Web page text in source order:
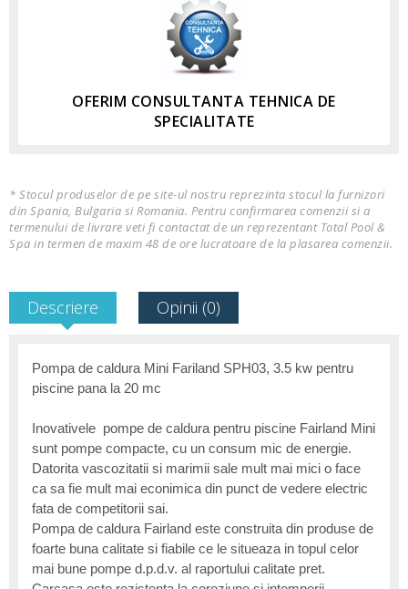
OFERIM CONSULTANTA TEHNICA DE
SPECIALITATE
* Stocul produselor de pe site-ul nostru reprezinta stocul la furnizori
din Spania, Bulgaria si Romania. Pentru confirmarea comenzii si a
termenului de livrare veti fi contactat de un reprezentant Total Pool &
Spa in termen de maxim 48 de ore lucratoare de la plasarea comenzii.
Descriere Opinii (0)
Pompa de caldura Mini Fariland SPH03, 3.5 kw pentru
piscine pana la 20 mc
Inovativele pompe de caldura pentru piscine Fairland Mini
sunt pompe compacte, cu un consum mic de energie.
Datorita vascozitatii si marimii sale mult mai mici o face
ca sa fie mult mai econimica din punct de vedere electric
fata de competitorii sai.
Pompa de caldura Fairland este construita din produse de
foarte buna calitate si fiabile ce le situeaza in topul celor
mai bune pompe d.p.d.v. al raportului calitate pret.